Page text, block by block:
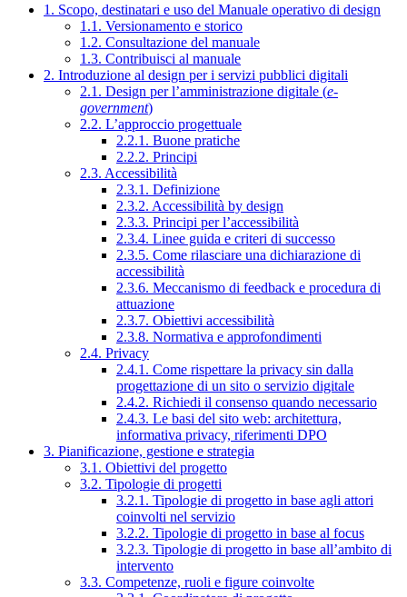
1. Scopo, destinatari e uso del Manuale operativo di design
1.1. Versionamento e storico
1.2. Consultazione del manuale
1.3. Contribuisci al manuale
2. Introduzione al design per i servizi pubblici digitali
2.1. Design per l’amministrazione digitale (e-
government)
2.2. L’approccio progettuale
2.2.1. Buone pratiche
2.2.2. Principi
2.3. Accessibilità
2.3.1. Definizione
2.3.2. Accessibilità by design
2.3.3. Principi per l’accessibilità
2.3.4. Linee guida e criteri di successo
2.3.5. Come rilasciare una dichiarazione di
accessibilità
2.3.6. Meccanismo di feedback e procedura di
attuazione
2.3.7. Obiettivi accessibilità
2.3.8. Normativa e approfondimenti
2.4. Privacy
2.4.1. Come rispettare la privacy sin dalla
progettazione di un sito o servizio digitale
2.4.2. Richiedi il consenso quando necessario
2.4.3. Le basi del sito web: architettura,
informativa privacy, riferimenti DPO
3. Pianificazione, gestione e strategia
3.1. Obiettivi del progetto
3.2. Tipologie di progetti
3.2.1. Tipologie di progetto in base agli attori
coinvolti nel servizio
3.2.2. Tipologie di progetto in base al focus
3.2.3. Tipologie di progetto in base all’ambito di
intervento
3.3. Competenze, ruoli e figure coinvolte